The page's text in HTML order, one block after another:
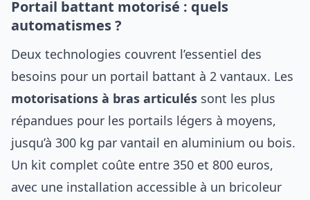
Portail battant motorisé : quels
automatismes ?
Deux technologies couvrent l’essentiel des
besoins pour un portail battant à 2 vantaux. Les
motorisations à bras articulés sont les plus
répandues pour les portails légers à moyens,
jusqu’à 300 kg par vantail en aluminium ou bois.
Un kit complet coûte entre 350 et 800 euros,
avec une installation accessible à un bricoleur